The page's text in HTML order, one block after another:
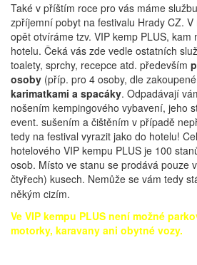
Také v příštím roce pro vás máme
zpříjemní pobyt na festivalu Hrady CZ.
opět otvíráme tzv. VIP kemp PLUS, kam
hotelu. Čeká vás zde vedle ostatních
toalety, sprchy, recepce atd. především
osoby (příp. pro 4 osoby, dle
karimatkami a spacáky. Odpadávají
nošením kempingového vybavení, jeho
event. sušením a čištěním v případě
tedy na festival vyrazit jako do hotelu!
hotelového VIP kempu PLUS je 100
osob. Místo ve stanu se prodává pouze
čtyřech) kusech. Nemůže se vám tedy
někým cizím.
Ve VIP kempu PLUS není možné
motorky, karavany ani obytné vozy.